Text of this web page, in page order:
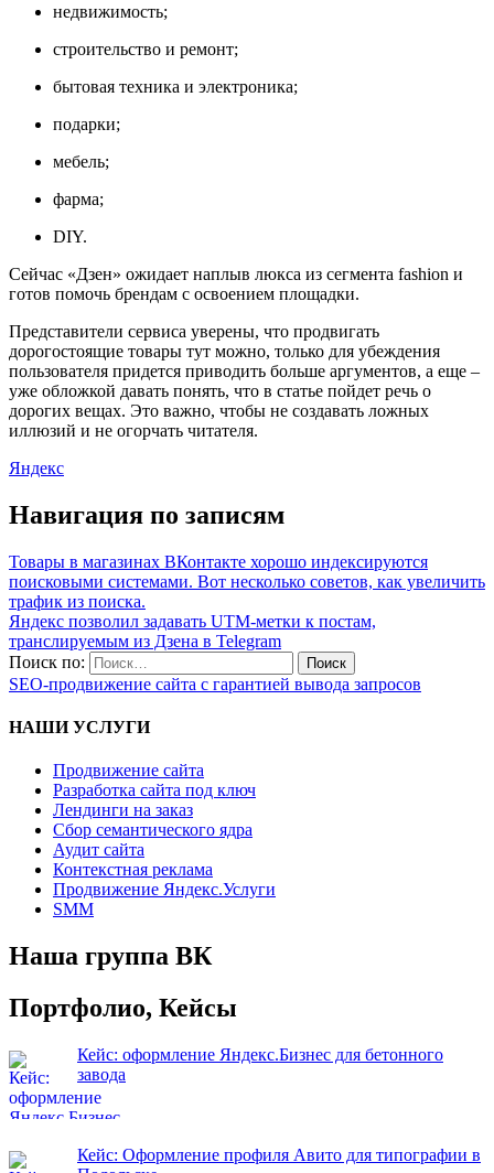
недвижимость;
строительство и ремонт;
бытовая техника и электроника;
подарки;
мебель;
фарма;
DIY.
Сейчас «Дзен» ожидает наплыв люкса из сегмента fashion и
готов помочь брендам с освоением площадки.
Представители сервиса уверены, что продвигать
дорогостоящие товары тут можно, только для убеждения
пользователя придется приводить больше аргументов, а еще –
уже обложкой давать понять, что в статье пойдет речь о
дорогих вещах. Это важно, чтобы не создавать ложных
иллюзий и не огорчать читателя.
Яндекс
Навигация по записям
Товары в магазинах ВКонтакте хорошо индексируются
поисковыми системами. Вот несколько советов, как увеличить
трафик из поиска.
Яндекс позволил задавать UTM-метки к постам,
транслируемым из Дзена в Telegram
Поиск по:
SEO-продвижение сайта с гарантией вывода запросов
НАШИ УСЛУГИ
Продвижение сайта
Разработка сайта под ключ
Лендинги на заказ
Сбор семантического ядра
Аудит сайта
Контекстная реклама
Продвижение Яндекс.Услуги
SMM
Наша группа ВК
Портфолио, Кейсы
Кейс: оформление Яндекс.Бизнес для бетонного
завода
Кейс: Оформление профиля Авито для типографии в